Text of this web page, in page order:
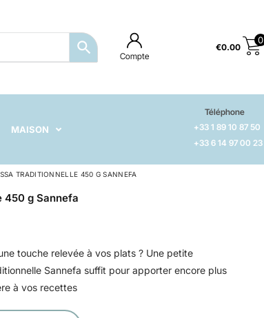
Compte
€0.00
0
MAISON
Téléphone
+33 1 89 10 87 50
+33 6 14 97 00 23
TRADITIONNELLE 450 G SANNEFA
450 g Sannefa
touche relevée à vos plats ? Une petite
Sannefa suffit pour apporter encore plus
à vos recettes